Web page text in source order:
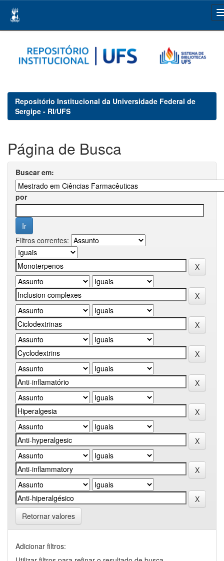
navigation
Repositório Institucional da Universidade Federal de
Sergipe - RI/UFS
Página de Busca
Buscar em:
por
Filtros correntes:
Retornar valores
Adicionar filtros: